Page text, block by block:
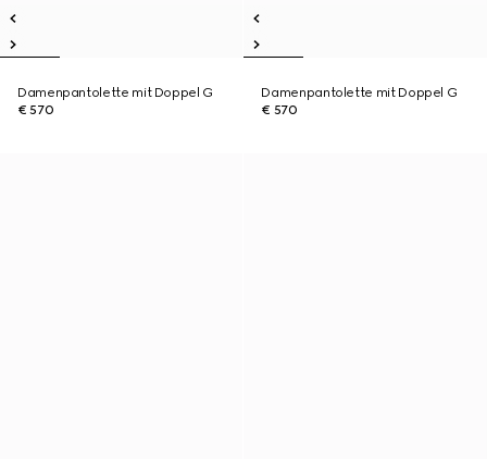
Damenpantolette mit Doppel G
€ 570
Damenpantolette mit Doppel G
€ 570